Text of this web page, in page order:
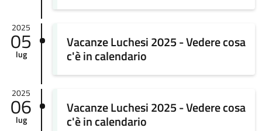
2025
05
lug
Vacanze Luchesi 2025 - Vedere cosa
c'è in calendario
2025
06
lug
Vacanze Luchesi 2025 - Vedere cosa
c'è in calendario